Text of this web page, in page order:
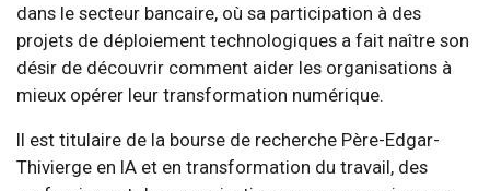
dans le secteur bancaire, où sa participation à des
projets de déploiement technologiques a fait naître son
désir de découvrir comment aider les organisations à
mieux opérer leur transformation numérique.
Il est titulaire de la bourse de recherche Père-Edgar-
Thivierge en IA et en transformation du travail, des